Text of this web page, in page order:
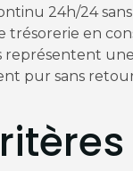
24h/24
trésorerie en
représentent
pur sans